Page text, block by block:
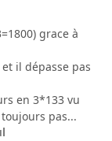
grace à
il dépasse pas
en 3*133 vu
pas...